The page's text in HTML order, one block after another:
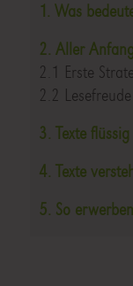
1. Was
2. Aller
2.1 Erste
2.2
3. Texte
4. Texte
5. So